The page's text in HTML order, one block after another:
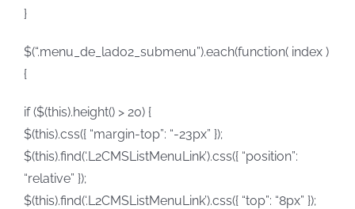
}
$(“.menu_de_lado2_submenu”).each(function( index )
{
if ($(this).height() > 20) {
$(this).css({ “margin-top”: “-23px” });
$(this).find(‘.L2CMSListMenuLink’).css({ “position”:
“relative” });
$(this).find(‘.L2CMSListMenuLink’).css({ “top”: “8px” });